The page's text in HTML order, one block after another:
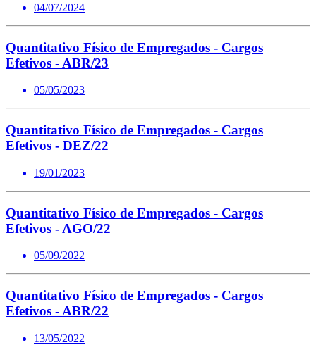
04/07/2024
Quantitativo Físico de Empregados - Cargos
Efetivos - ABR/23
05/05/2023
Quantitativo Físico de Empregados - Cargos
Efetivos - DEZ/22
19/01/2023
Quantitativo Físico de Empregados - Cargos
Efetivos - AGO/22
05/09/2022
Quantitativo Físico de Empregados - Cargos
Efetivos - ABR/22
13/05/2022